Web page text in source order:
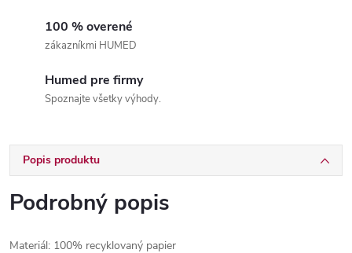
100 % overené
zákazníkmi HUMED
Humed pre firmy
Spoznajte všetky výhody.
Popis produktu
Podrobný popis
Materiál: 100% recyklovaný papier